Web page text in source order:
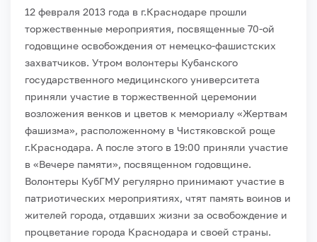
12 февраля 2013 года в г.Краснодаре прошли
торжественные мероприятия, посвященные 70-ой
годовщине освобождения от немецко-фашистских
захватчиков. Утром волонтеры Кубанского
государственного медицинского университета
приняли участие в торжественной церемонии
возложения венков и цветов к мемориалу «Жертвам
фашизма», расположенному в Чистяковской роще
г.Краснодара. А после этого в 19:00 приняли участие
в «Вечере памяти», посвященном годовщине.
Волонтеры КубГМУ регулярно принимают участие в
патриотических мероприятиях, чтят память воинов и
жителей города, отдавших жизни за освобождение и
процветание города Краснодара и своей страны.